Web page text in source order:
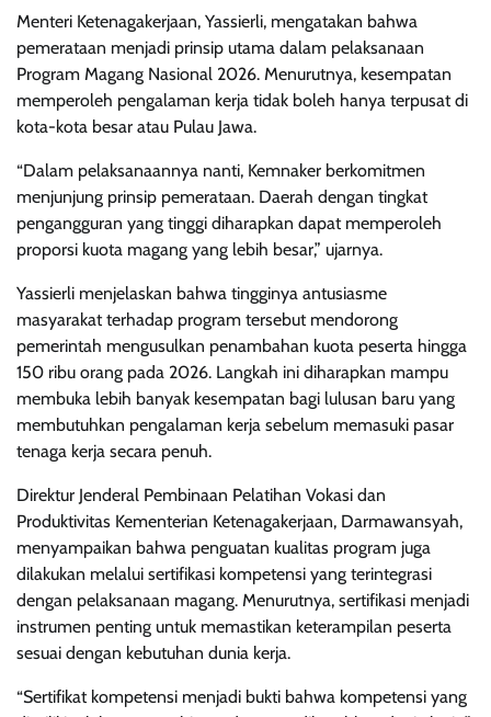
Menteri Ketenagakerjaan, Yassierli, mengatakan bahwa
pemerataan menjadi prinsip utama dalam pelaksanaan
Program Magang Nasional 2026. Menurutnya, kesempatan
memperoleh pengalaman kerja tidak boleh hanya terpusat di
kota-kota besar atau Pulau Jawa.
“Dalam pelaksanaannya nanti, Kemnaker berkomitmen
menjunjung prinsip pemerataan. Daerah dengan tingkat
pengangguran yang tinggi diharapkan dapat memperoleh
proporsi kuota magang yang lebih besar,” ujarnya.
Yassierli menjelaskan bahwa tingginya antusiasme
masyarakat terhadap program tersebut mendorong
pemerintah mengusulkan penambahan kuota peserta hingga
150 ribu orang pada 2026. Langkah ini diharapkan mampu
membuka lebih banyak kesempatan bagi lulusan baru yang
membutuhkan pengalaman kerja sebelum memasuki pasar
tenaga kerja secara penuh.
Direktur Jenderal Pembinaan Pelatihan Vokasi dan
Produktivitas Kementerian Ketenagakerjaan, Darmawansyah,
menyampaikan bahwa penguatan kualitas program juga
dilakukan melalui sertifikasi kompetensi yang terintegrasi
dengan pelaksanaan magang. Menurutnya, sertifikasi menjadi
instrumen penting untuk memastikan keterampilan peserta
sesuai dengan kebutuhan dunia kerja.
“Sertifikat kompetensi menjadi bukti bahwa kompetensi yang